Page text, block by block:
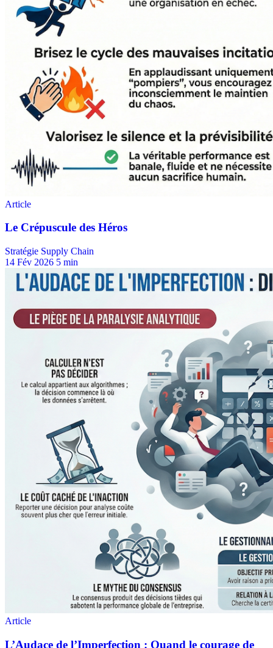
Stratégie Supply Chain
14 Fév 2026 5 min